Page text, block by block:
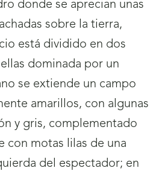
donde se aprecian unas
sobre la tierra,
está dividido en dos
dominada por un
se extiende un campo
amarillos, con algunas
y gris, complementado
con motas lilas de una
del espectador; en